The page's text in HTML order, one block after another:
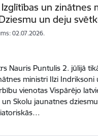
un zinātnes
un deju
02.07.2026.
Nauris Puntulis 2. jūlijā
ministri Ilzi Indriksoni
vienotas Vispārējo
Skolu jaunatnes